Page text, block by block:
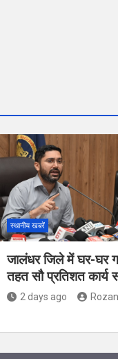
स्थानीय खबरें
जालंधर जिले में घर-घर
तहत सौ प्रतिशत कार्य
2 days ago